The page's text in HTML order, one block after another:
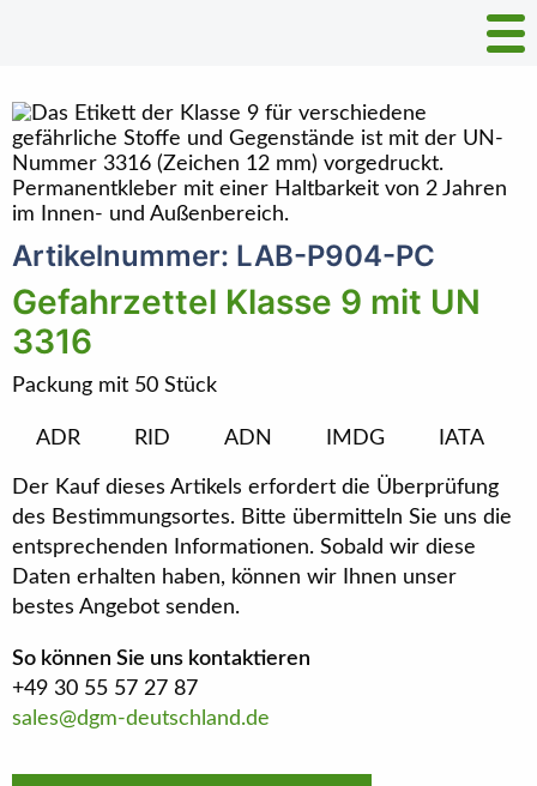
Artikelnummer: LAB-P904-PC
Gefahrzettel Klasse 9 mit UN
3316
Packung mit 50 Stück
ADR RID ADN IMDG IATA
Der Kauf dieses Artikels erfordert die Überprüfung
des Bestimmungsortes. Bitte übermitteln Sie uns die
entsprechenden Informationen. Sobald wir diese
Daten erhalten haben, können wir Ihnen unser
bestes Angebot senden.
So können Sie uns kontaktieren
+49 30 55 57 27 87
sales@dgm-deutschland.de